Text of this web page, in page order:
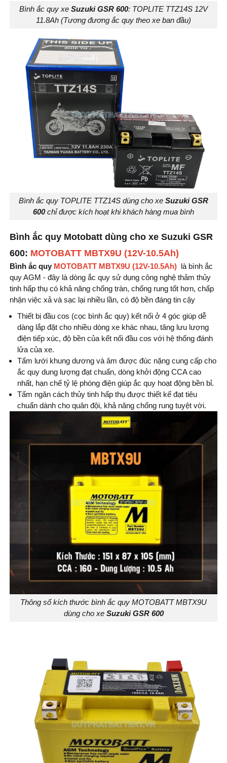
Bình ắc quy xe Suzuki GSR 600: TOPLITE TTZ14S 12V
11.8Ah (Tương đương ắc quy theo xe ban đầu)
Bình ắc quy TOPLITE TTZ14S dùng cho xe Suzuki GSR
600chỉ được kích hoạt khi khách hàng mua bình
Bình ắc quy Motobatt dùng cho xe Suzuki GSR
600: MOTOBATT MBTX9U (12V-10.5Ah)
Bình ắc quy MOTOBATT MBTX9U (12V-10.5Ah) là bình ắc
quy AGM - đây là dòng ắc quy sử dụng công nghệ thảm thủy
tinh hấp thụ có khả năng chống tràn, chống rung tốt hơn, chấp
nhận việc xả và sạc lại nhiều lần, có độ bền đáng tin cậy
Thiết bị đầu cos (cọc bình ắc quy) kết nối ở 4 góc giúp dễ
dàng lắp đặt cho nhiều dòng xe khác nhau, tăng lưu lượng
điện tiếp xúc, độ bền của kết nối đầu cos với hệ thống đánh
lửa của xe.
Tấm lưới khung dương và âm được đúc nặng cung cấp cho
ắc quy dung lượng đạt chuẩn, dòng khởi động CCA cao
nhất, hạn chế tỷ lệ phóng điện giúp ắc quy hoạt động bền bỉ.
Tấm ngăn cách thủy tinh hấp thụ được thiết kế đạt tiêu
chuẩn dành cho quân đội, khả năng chống rung tuyệt vời.
Thông số kích thước bình ắc quy MOTOBATT MBTX9U
dùng cho xe Suzuki GSR 600